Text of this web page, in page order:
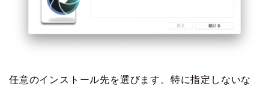
任意のインストール先を選びます。特に指定しないな